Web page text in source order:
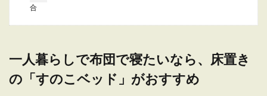
す。勉強が仕事の学生ですから、やはり机は必要
一人暮らしの部屋を良い風水にしたい
合
一人暮らしで布団で寝たいなら、床置き
の「すのこベッド」がおすすめ